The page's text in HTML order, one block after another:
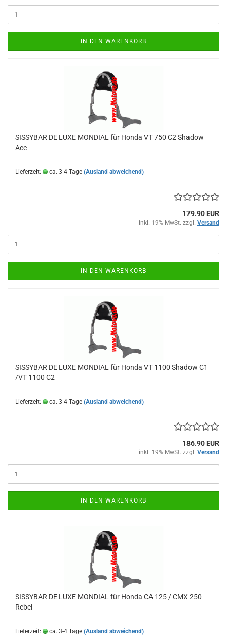
IN DEN WARENKORB
SISSYBAR DE LUXE MONDIAL für Honda VT 750 C2 Shadow
Ace
Lieferzeit: ca. 3-4 Tage (Ausland abweichend)
179.90 EUR
inkl. 19% MwSt. zzgl. Versand
IN DEN WARENKORB
SISSYBAR DE LUXE MONDIAL für Honda VT 1100 Shadow C1
/VT 1100 C2
Lieferzeit: ca. 3-4 Tage (Ausland abweichend)
186.90 EUR
inkl. 19% MwSt. zzgl. Versand
IN DEN WARENKORB
SISSYBAR DE LUXE MONDIAL für Honda CA 125 / CMX 250
Rebel
Lieferzeit: ca. 3-4 Tage (Ausland abweichend)